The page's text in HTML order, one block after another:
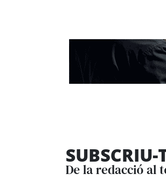
SUBSCRIU-
De la redacció al